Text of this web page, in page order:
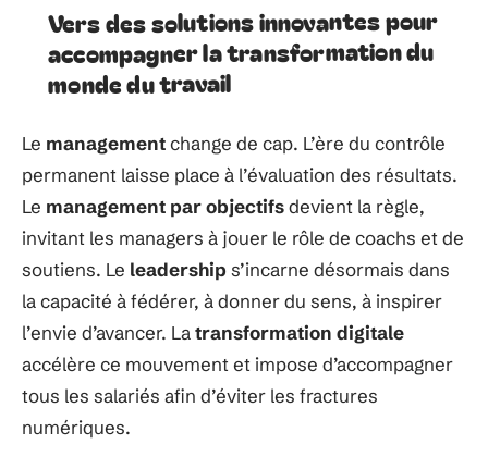
Vers des solutions innovantes pour
accompagner la transformation du
monde du travail
Le managementchange de cap. L’ère du contrôle
permanent laisse place à l’évaluation des résultats.
Le management par objectifsdevient la règle,
invitant les managers à jouer le rôle de coachs et de
soutiens. Le leaderships’incarne désormais dans
la capacité à fédérer, à donner du sens, à inspirer
l’envie d’avancer. Latransformation digitale
accélère ce mouvement et impose d’accompagner
tous les salariés afin d’éviter les fractures
numériques.